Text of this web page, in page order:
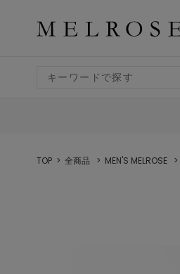
TOP 全商品 MEN'S MELROSE